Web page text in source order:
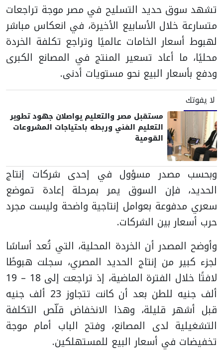
تشهد سوق حديد التسليح في مصر موجة تراجعات
متسارعة خلال الأسابيع الأخيرة، في انعكاس مباشر
لهبوط أسعار الخامات عالميًا وتراجع تكلفة الخردة
محليًا، ما أعاد تسعير المنتج في المصانع الكبرى
ودفع بأسعار البيع نحو مستويات أدنى.
لا يفوتك
مستقبل مصر والتعليم يواصلان جهود تطوير
التعليم الفني وربطه باحتياجات المشروعات
القومية
وبحسب مصدر مسؤول في إحدى شركات إنتاج
الحديد، فإن السوق يمر بمرحلة إعادة تموضع
سعري مدفوعة بعوامل إنتاجية واضحة وليست مجرد
حرب أسعار بين الشركات.
وأوضح المصدر أن الخردة المحلية، التي تُعد أساسًا
لجزء كبير من إنتاج الحديد المصري، سجلت هبوطًا
لافتًا خلال الفترة الماضية، إذ تراجعت إلى 18 – 19
ألف جنيه للطن بعد أن كانت تتجاوز 23 ألف جنيه
قبل أشهر قليلة، وهذا الانخفاض قلّص التكلفة
التشغيلية لدى المصانع، وفتح الباب أمام موجة
تخفيضات في أسعار البيع للمستهلكين.